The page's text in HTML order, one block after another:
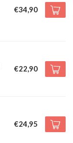
€34,90
€22,90
€24,95